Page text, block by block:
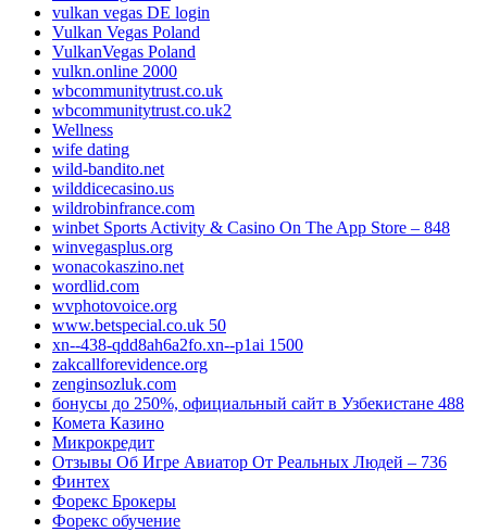
vulkan vegas DE login
Vulkan Vegas Poland
VulkanVegas Poland
vulkn.online 2000
wbcommunitytrust.co.uk
wbcommunitytrust.co.uk2
Wellness
wife dating
wild-bandito.net
wilddicecasino.us
wildrobinfrance.com
‎winbet Sports Activity & Casino On The App Store – 848
winvegasplus.org
wonacokaszino.net
wordlid.com
wvphotovoice.org
www.betspecial.co.uk 50
xn--438-qdd8ah6a2fo.xn--p1ai 1500
zakcallforevidence.org
zenginsozluk.com
бонусы до 250%, официальный сайт в Узбекистане 488
Комета Казино
Микрокредит
Отзывы Об Игре Авиатор От Реальных Людей – 736
Финтех
Форекс Брокеры
Форекс обучение